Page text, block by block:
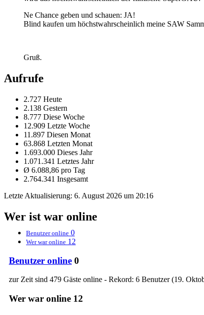
Ne Chance geben und schauen: JA!
Blind kaufen um höchstwahrscheinlich meine SAW
Gruß.
Aufrufe
2.727 Heute
2.138 Gestern
8.777 Diese Woche
12.909 Letzte Woche
11.897 Diesen Monat
63.868 Letzten Monat
1.693.000 Dieses Jahr
1.071.341 Letztes Jahr
Ø 6.088,86 pro Tag
2.764.341 Insgesamt
Letzte Aktualisierung: 6. August 2026 um 20:16
Wer ist war online
Benutzer online 0
Wer war online 12
Benutzer online 0
zur Zeit sind 479 Gäste online - Rekord: 6 Benutzer (19.
Wer war online 12